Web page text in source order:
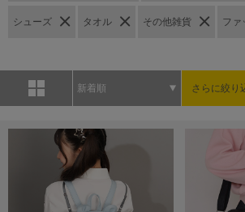
シューズ タオル その他雑貨 ファ
新着順 さらに絞り